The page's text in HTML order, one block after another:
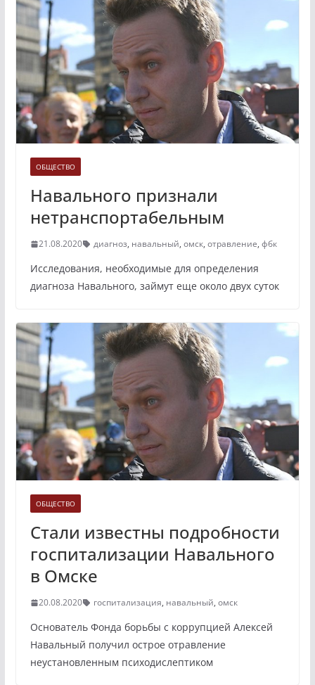
ОБЩЕСТВО
Навального признали
нетранспортабельным
21.08.2020 диагноз, навальный, омск, отравление, фбк
Исследования, необходимые для определения
диагноза Навального, займут еще около двух суток
ОБЩЕСТВО
Стали известны подробности
госпитализации Навального
в Омске
20.08.2020 госпитализация, навальный, омск
Основатель Фонда борьбы с коррупцией Алексей
Навальный получил острое отравление
неустановленным психодиcлептиком